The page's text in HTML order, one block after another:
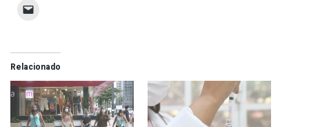
Relacionado